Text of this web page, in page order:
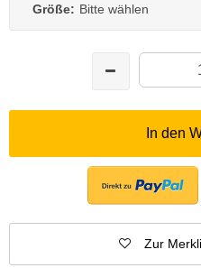
Größe: Bitte wählen
In den
Zur